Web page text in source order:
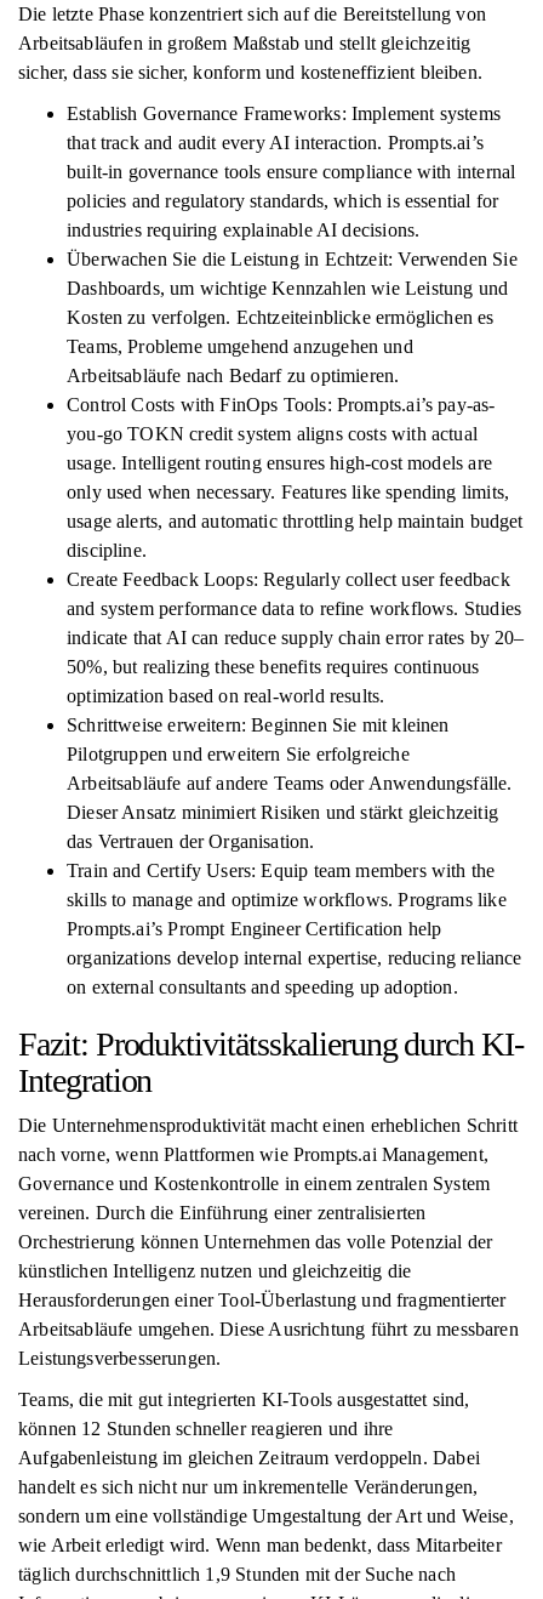
Die letzte Phase konzentriert sich auf die Bereitstellung von
Arbeitsabläufen in großem Maßstab und stellt gleichzeitig
sicher, dass sie sicher, konform und kosteneffizient bleiben.
Establish Governance Frameworks: Implement systems
that track and audit every AI interaction. Prompts.ai’s
built-in governance tools ensure compliance with internal
policies and regulatory standards, which is essential for
industries requiring explainable AI decisions.
Überwachen Sie die Leistung in Echtzeit: Verwenden Sie
Dashboards, um wichtige Kennzahlen wie Leistung und
Kosten zu verfolgen. Echtzeiteinblicke ermöglichen es
Teams, Probleme umgehend anzugehen und
Arbeitsabläufe nach Bedarf zu optimieren.
Control Costs with FinOps Tools: Prompts.ai’s pay-as-
you-go TOKN credit system aligns costs with actual
usage. Intelligent routing ensures high-cost models are
only used when necessary. Features like spending limits,
usage alerts, and automatic throttling help maintain budget
discipline.
Create Feedback Loops: Regularly collect user feedback
and system performance data to refine workflows. Studies
indicate that AI can reduce supply chain error rates by 20–
50%, but realizing these benefits requires continuous
optimization based on real-world results.
Schrittweise erweitern: Beginnen Sie mit kleinen
Pilotgruppen und erweitern Sie erfolgreiche
Arbeitsabläufe auf andere Teams oder Anwendungsfälle.
Dieser Ansatz minimiert Risiken und stärkt gleichzeitig
das Vertrauen der Organisation.
Train and Certify Users: Equip team members with the
skills to manage and optimize workflows. Programs like
Prompts.ai’s Prompt Engineer Certification help
organizations develop internal expertise, reducing reliance
on external consultants and speeding up adoption.
Fazit: Produktivitätsskalierung durch KI-
Integration
Die Unternehmensproduktivität macht einen erheblichen Schritt
nach vorne, wenn Plattformen wie Prompts.ai Management,
Governance und Kostenkontrolle in einem zentralen System
vereinen. Durch die Einführung einer zentralisierten
Orchestrierung können Unternehmen das volle Potenzial der
künstlichen Intelligenz nutzen und gleichzeitig die
Herausforderungen einer Tool-Überlastung und fragmentierter
Arbeitsabläufe umgehen. Diese Ausrichtung führt zu messbaren
Leistungsverbesserungen.
Teams, die mit gut integrierten KI-Tools ausgestattet sind,
können 12 Stunden schneller reagieren und ihre
Aufgabenleistung im gleichen Zeitraum verdoppeln. Dabei
handelt es sich nicht nur um inkrementelle Veränderungen,
sondern um eine vollständige Umgestaltung der Art und Weise,
wie Arbeit erledigt wird. Wenn man bedenkt, dass Mitarbeiter
täglich durchschnittlich 1,9 Stunden mit der Suche nach